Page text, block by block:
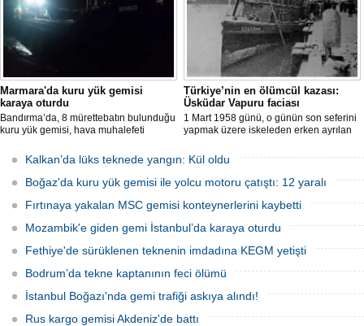
Marmara'da kuru yük gemisi
karaya oturdu
Bandırma’da, 8 mürettebatın bulunduğu
kuru yük gemisi, hava muhalefeti
kurtarma çalışmaları sürüyor.
Türkiye’nin en ölümcül kazası:
Üsküdar Vapuru faciası
1 Mart 1958 günü, o günün son seferini
yapmak üzere iskeleden erken ayrılan
dönemedi.
Kalkan’da lüks teknede yangın: Kül oldu
Boğaz'da kuru yük gemisi ile yolcu motoru çatıştı: 12 yaralı
Fırtınaya yakalan MSC gemisi konteynerlerini kaybetti
Mozambik'e giden gemi İstanbul’da karaya oturdu
Fethiye'de sürüklenen teknenin imdadına KEGM yetişti
Bodrum’da tekne kaptanının feci ölümü
İstanbul Boğazı'nda gemi trafiği askıya alındı!
Rus kargo gemisi Akdeniz'de battı